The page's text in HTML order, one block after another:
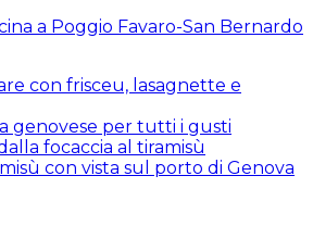
a Poggio Favaro-San Bernardo
con frisceu, lasagnette e
genovese per tutti i gusti
focaccia al tiramisù
con vista sul porto di Genova